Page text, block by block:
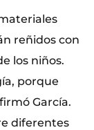
reñidos con
los niños.
porque
García.
diferentes